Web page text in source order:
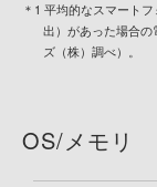
＊1 平均的なスマート
出）があった場合
ズ（株）調べ）。
OS/メモリ